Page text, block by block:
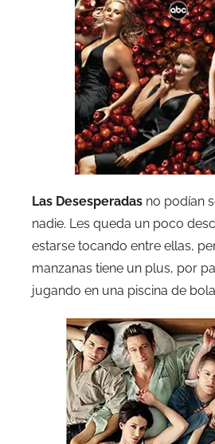
Las Desesperadas no podían
nadie. Les queda un poco
estarse tocando entre ellas,
manzanas tiene un plus, por
jugando en una piscina de